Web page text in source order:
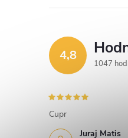
4,8
1047
Juraj Matis
Cupr